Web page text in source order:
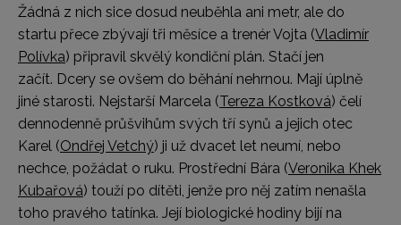
Žádná z nich sice dosud neuběhla ani metr, ale do
startu přece zbývají tři měsíce a trenér Vojta (Vladimír
Polívka) připravil skvělý kondiční plán. Stačí jen
začít. Dcery se ovšem do běhání nehrnou. Mají úplně
jiné starosti. Nejstarší Marcela (Tereza Kostková) čelí
dennodenně průšvihům svých tří synů a jejich otec
Karel (Ondřej Vetchý) ji už dvacet let neumí, nebo
nechce, požádat o ruku. Prostřední Bára (Veronika Khek
Kubařová) touží po dítěti, jenže pro něj zatím nenašla
toho pravého tatínka. Její biologické hodiny bijí na